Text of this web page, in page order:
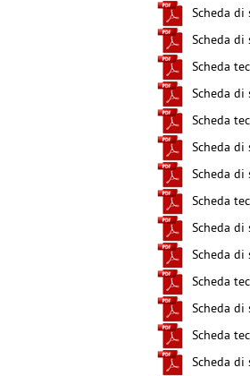
Scheda di
Scheda di
Scheda
Scheda di
Scheda
Scheda di
Scheda di
Scheda
Scheda di
Scheda di
Scheda
Scheda di
Scheda
Scheda di